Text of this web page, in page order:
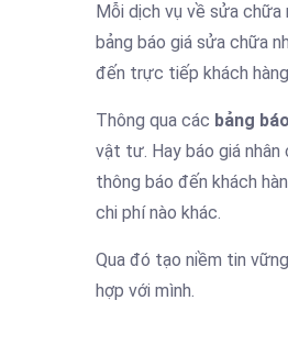
Mỗi dịch vụ về sửa chữa
bảng báo giá sửa chữa
đến trực tiếp khách
Thông qua các bảng
vật tư. Hay báo giá
thông báo đến khách
chi phí nào khác.
Qua đó tạo niềm tin
hợp với mình.